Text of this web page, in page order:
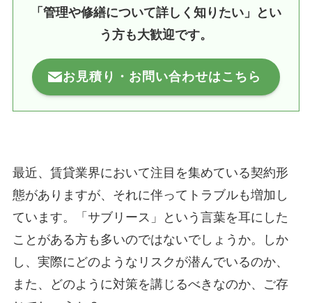
「管理や修繕について詳しく知りたい」とい
う方も大歓迎です。
お見積り・お問い合わせはこちら
最近、賃貸業界において注目を集めている契約形
態がありますが、それに伴ってトラブルも増加し
ています。「サブリース」という言葉を耳にした
ことがある方も多いのではないでしょうか。しか
し、実際にどのようなリスクが潜んでいるのか、
また、どのように対策を講じるべきなのか、ご存